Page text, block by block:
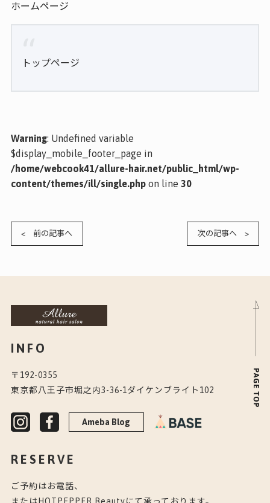
ホームページ
トップページ
Warning: Undefined variable
$display_mobile_footer_page in
/home/webcook41/allure-hair.net/public_html/wp-
content/themes/ill/single.phpon line 30
< 前の記事へ 次の記事へ >
INFO
〒192-0355
東京都八王子市堀之内3-36-1ダイケンブライト102
Ameba Blog
RESERVE
ご予約はお電話、